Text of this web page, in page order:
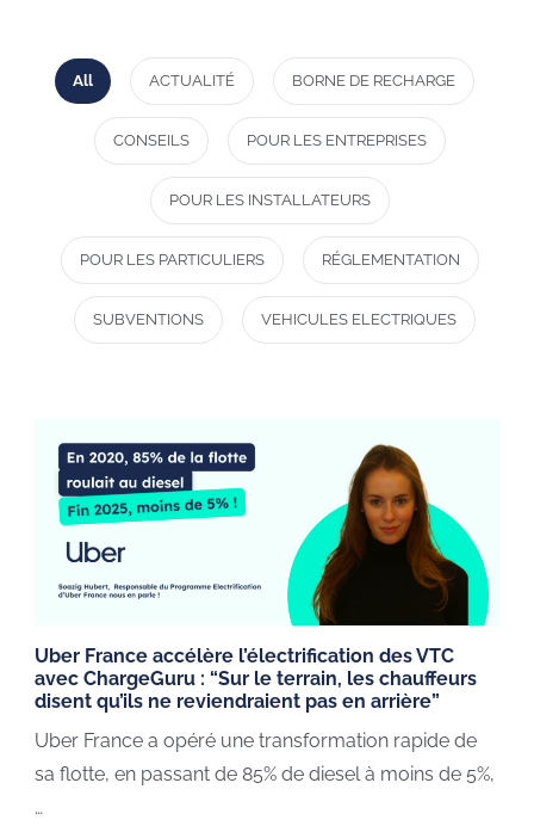
All ACTUALITÉ BORNE DE RECHARGE
CONSEILS POUR LES ENTREPRISES
POUR LES INSTALLATEURS
POUR LES PARTICULIERS RÉGLEMENTATION
SUBVENTIONS VEHICULES ELECTRIQUES
Uber France accélère l’électrification des VTC
avec ChargeGuru : “Sur le terrain, les chauffeurs
disent qu’ils ne reviendraient pas en arrière”
Uber France a opéré une transformation rapide de
sa flotte, en passant de 85% de diesel à moins de 5%,
…